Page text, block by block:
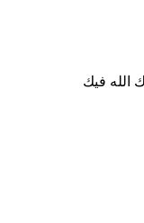
الله فيك